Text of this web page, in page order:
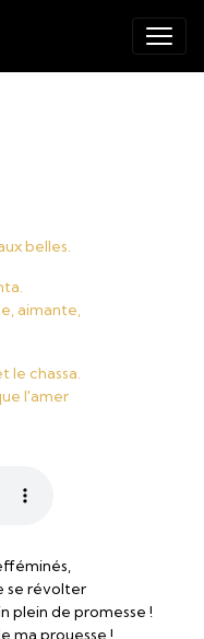
belles.
aimante,
le chassa.
l'amer
se révolter
plein de promesse !
ma prouesse !